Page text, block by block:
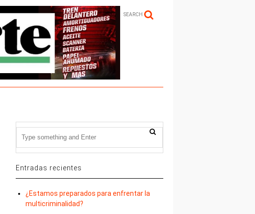
SEARCH
Entradas recientes
¿Estamos preparados para enfrentar la
multicriminalidad?